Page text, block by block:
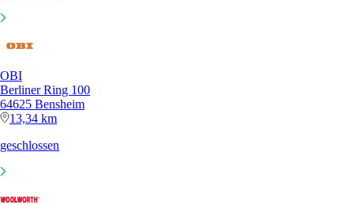
OBI
Berliner Ring 100
64625 Bensheim
13,34 km
geschlossen